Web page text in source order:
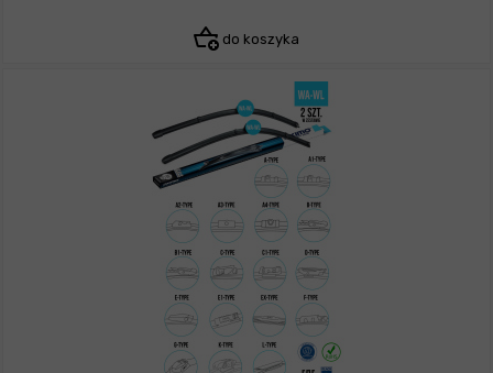
do koszyka